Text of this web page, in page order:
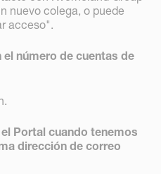
nuevo colega, o puede
acceso".
número de cuentas de
Portal cuando tenemos
dirección de correo